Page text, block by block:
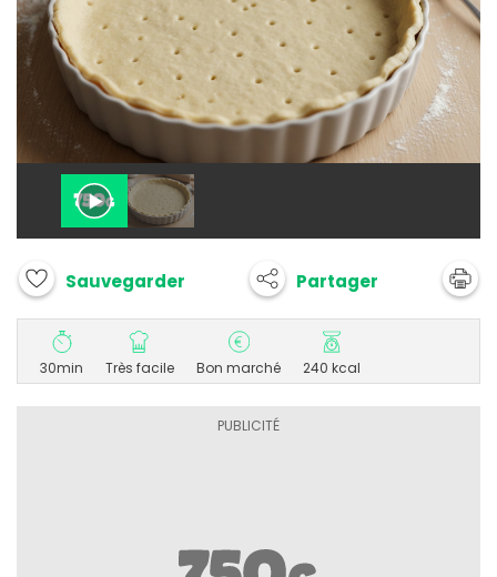
Sauvegarder Partager
30min Très facile Bon marché 240 kcal